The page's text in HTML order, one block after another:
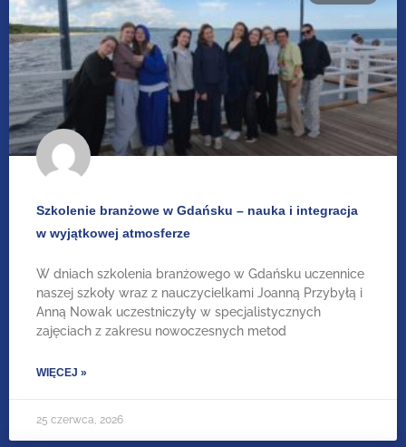
Szkolenie branżowe w Gdańsku – nauka i integracja
w wyjątkowej atmosferze
W dniach szkolenia branżowego w Gdańsku uczennice
naszej szkoły wraz z nauczycielkami Joanną Przybyłą i
Anną Nowak uczestniczyły w specjalistycznych
zajęciach z zakresu nowoczesnych metod
WIĘCEJ »
25 czerwca, 2026